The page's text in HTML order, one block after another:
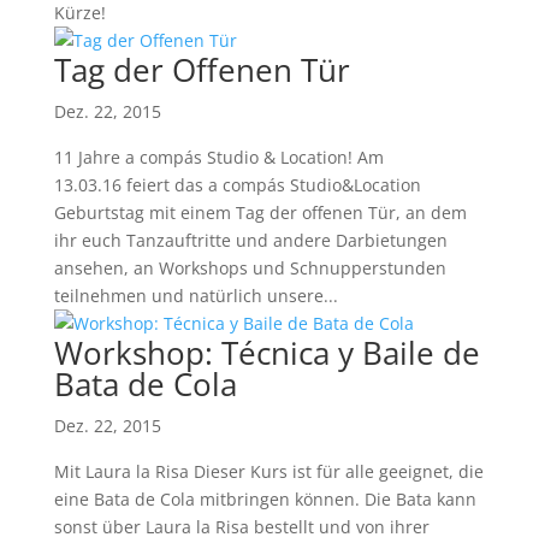
Kürze!
Tag der Offenen Tür
Dez. 22, 2015
11 Jahre a compás Studio & Location! Am
13.03.16 feiert das a compás Studio&Location
Geburtstag mit einem Tag der offenen Tür, an dem
ihr euch Tanzauftritte und andere Darbietungen
ansehen, an Workshops und Schnupperstunden
teilnehmen und natürlich unsere...
Workshop: Técnica y Baile de
Bata de Cola
Dez. 22, 2015
Mit Laura la Risa Dieser Kurs ist für alle geeignet, die
eine Bata de Cola mitbringen können. Die Bata kann
sonst über Laura la Risa bestellt und von ihrer